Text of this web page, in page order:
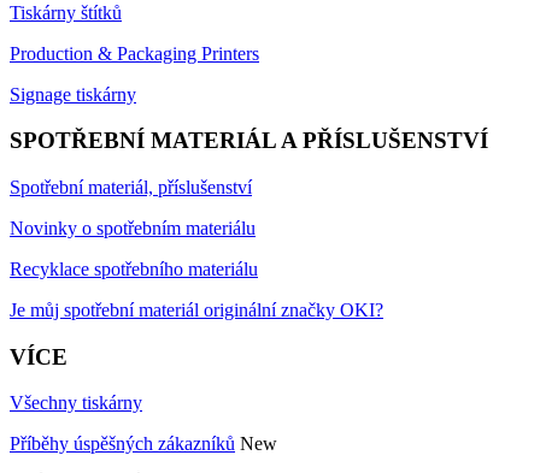
Tiskárny štítků
Production & Packaging Printers
Signage tiskárny
SPOTŘEBNÍ MATERIÁL A PŘÍSLUŠENSTVÍ
Spotřební materiál, příslušenství
Novinky o spotřebním materiálu
Recyklace spotřebního materiálu
Je můj spotřební materiál originální značky OKI?
VÍCE
Všechny tiskárny
Příběhy úspěšných zákazníků New